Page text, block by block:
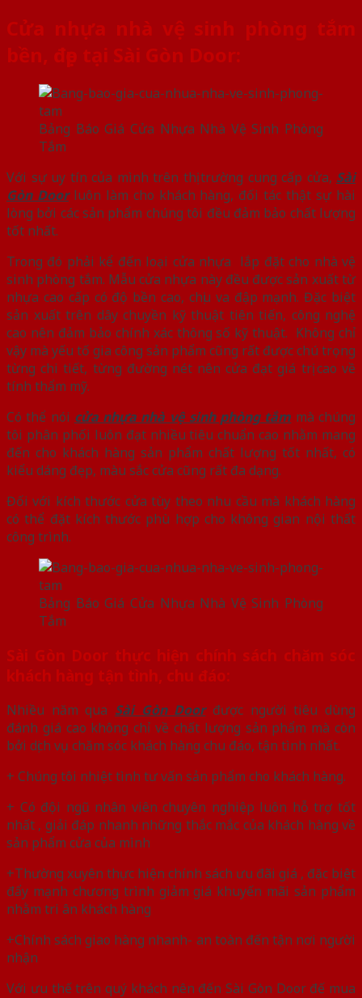
Cửa nhựa nhà vệ sinh phòng tắm
bền, đẹp tại Sài Gòn Door:
Bảng Báo Giá Cửa Nhựa Nhà Vệ Sinh Phòng
Tắm
Với sự uy tín của mình trên thị trường cung cấp cửa, Sài
Gòn Doorluôn làm cho khách hàng, đối tác thật sự hài
lòng bởi các sản phẩm chúng tôi đều đảm bảo chất lượng
tốt nhất.
Trong đó phải kể đến loại cửa nhựa lắp đặt cho nhà vệ
sinh phòng tắm. Mẫu cửa nhựa này đều được sản xuất từ
nhựa cao cấp có độ bền cao, chịu va đập mạnh. Đặc biệt
sản xuất trên dây chuyền kỹ thuật tiên tiến, công nghệ
cao nên đảm bảo chính xác thông số kỹ thuật. Không chỉ
vậy mà yếu tố gia công sản phẩm cũng rất được chú trọng
từng chi tiết, từng đường nét nên cửa đạt giá trị cao về
tính thẩm mỹ.
Có thể nói cửa nhựa nhà vệ sinh phòng tắm mà chúng
tôi phân phối luôn đạt nhiều tiêu chuẩn cao nhằm mang
đến cho khách hàng sản phẩm chất lượng tốt nhất, có
kiểu dáng đẹp, màu sắc cửa cũng rất đa dạng.
Đối với kích thước cửa tùy theo nhu cầu mà khách hàng
có thể đặt kích thước phù hợp cho không gian nội thất
công trình.
Bảng Báo Giá Cửa Nhựa Nhà Vệ Sinh Phòng
Tắm
Sài Gòn Door thực hiện chính sách chăm sóc
khách hàng tận tình, chu đáo:
Nhiều năm qua Sài Gòn Doorđược người tiêu dùng
đánh giá cao không chỉ về chất lượng sản phẩm mà còn
bởi dịch vụ chăm sóc khách hàng chu đáo, tận tình nhất.
+ Chúng tôi nhiệt tình tư vấn sản phẩm cho khách hàng.
+ Có đội ngũ nhân viên chuyên nghiệp luôn hỗ trợ tốt
nhất , giải đáp nhanh những thắc mắc của khách hàng về
sản phẩm cửa của mình
+Thường xuyên thực hiện chính sách ưu đãi giá , đặc biệt
đẩy mạnh chương trình giảm giá khuyến mãi sản phẩm
nhằm tri ân khách hàng
+Chính sách giao hàng nhanh- an toàn đến tận nơi người
nhận
Với ưu thế trên quý khách nên đến Sài Gòn Door đế mua